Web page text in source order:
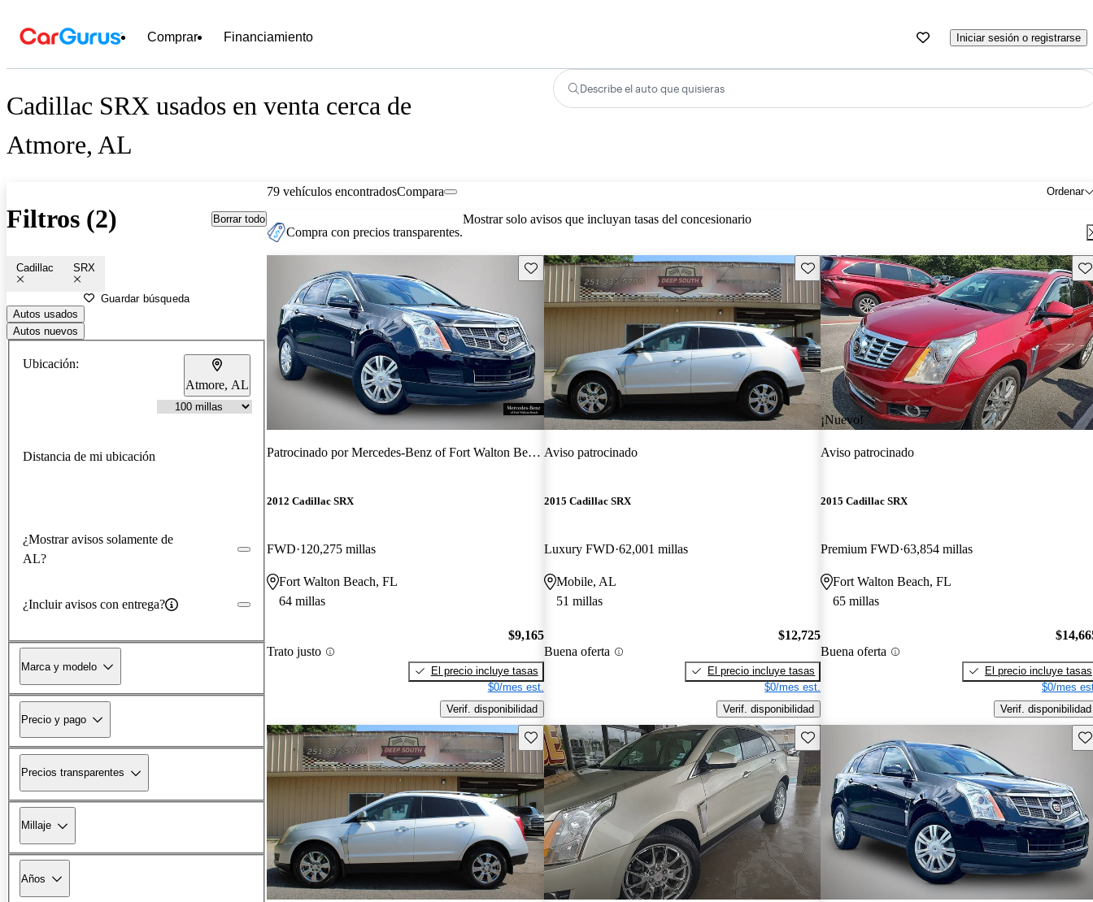
Comprar Financiamiento Iniciar sesión o registrarse
Cadillac SRX usados en venta cerca de
Atmore, AL
Describe el auto que quisieras
Filtros (2) Borrar todo
Cadillac SRX
Guardar búsqueda
Autos usados
Autos nuevos
Ubicación:
Atmore, AL
Distancia de mi ubicación
¿Mostrar avisos solamente de
AL?
¿Incluir avisos con entrega?
Marca y modelo
Precio y pago
Precios transparentes
Millaje
Años
79 vehículos encontrados Ordenar
Compara
Compra con precios transparentes.
Mostrar solo avisos que incluyan tasas del concesionario
Guarda este Aviso
Patrocinado porMercedes-Benz of Fort Walton Beach
2012 Cadillac SRX
FWD 120,275 millas
Fort Walton Beach, FL
64 millas
Trato justo
$9,165
El precio incluye tasas
$0/mes est.
Verif. disponibilidad
Guarda este Aviso
Aviso patrocinado
2015 Cadillac SRX
Luxury FWD 62,001 millas
Mobile, AL
51 millas
Buena oferta
$12,725
El precio incluye tasas
$0/mes est.
Verif. disponibilidad
¡Nuevo!
Aviso patrocinado
2015 Cadillac SRX
Premium FWD 63,854 millas
Fort Walton Beach, FL
65 millas
Buena oferta
El precio incluye tasas
$0/mes
Verif. disponibilidad
Guarda este Aviso Guarda este Aviso